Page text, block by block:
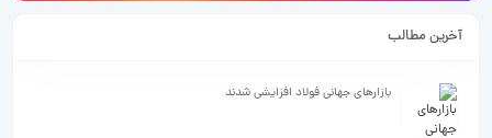
آخرین مطالب
بازارهای جهانی فولاد افزایشی شدند